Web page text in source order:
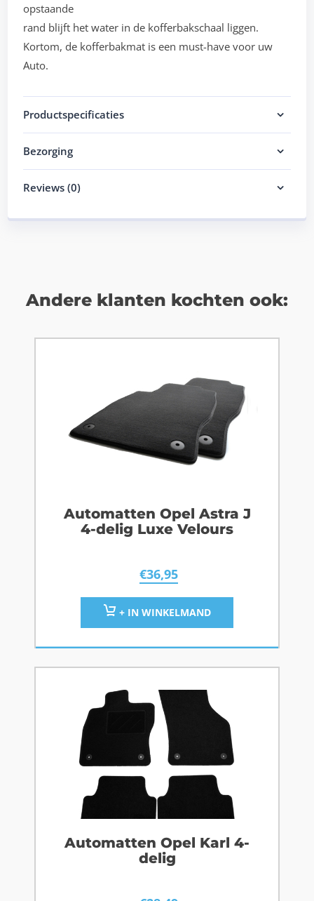
opstaande
rand blijft het water in de kofferbakschaal liggen.
Kortom, de kofferbakmat is een must-have voor uw
Auto.
Productspecificaties
Bezorging
Reviews (0)
Andere klanten kochten ook:
Automatten Opel Astra J
4-delig Luxe Velours
€36,95
+ IN WINKELMAND
Automatten Opel Karl 4-
delig